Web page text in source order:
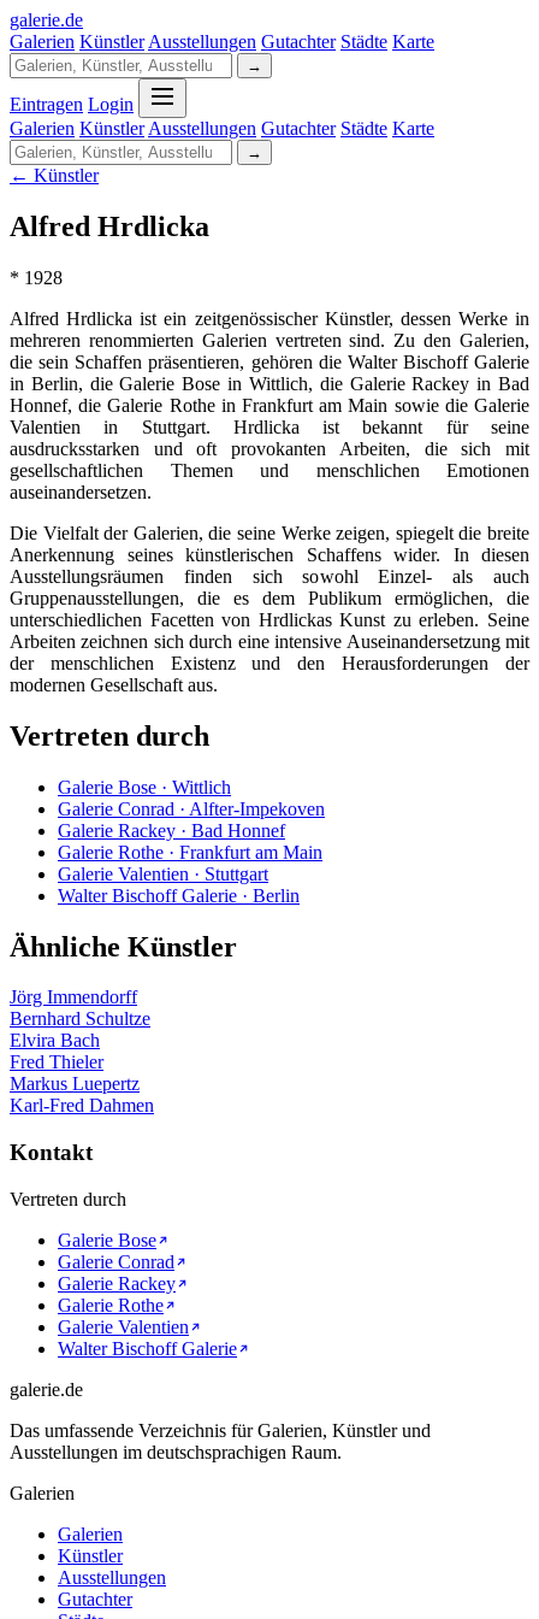
galerie.de
Galerien Künstler Ausstellungen Gutachter Städte Karte
→
Eintragen Login
Galerien Künstler Ausstellungen Gutachter Städte Karte
→
← Künstler
Alfred Hrdlicka
* 1928
Alfred Hrdlicka ist ein zeitgenössischer Künstler, dessen Werke in
mehreren renommierten Galerien vertreten sind. Zu den Galerien,
die sein Schaffen präsentieren, gehören die Walter Bischoff Galerie
in Berlin, die Galerie Bose in Wittlich, die Galerie Rackey in Bad
Honnef, die Galerie Rothe in Frankfurt am Main sowie die Galerie
Valentien in Stuttgart. Hrdlicka ist bekannt für seine
ausdrucksstarken und oft provokanten Arbeiten, die sich mit
gesellschaftlichen Themen und menschlichen Emotionen
auseinandersetzen.
Die Vielfalt der Galerien, die seine Werke zeigen, spiegelt die breite
Anerkennung seines künstlerischen Schaffens wider. In diesen
Ausstellungsräumen finden sich sowohl Einzel- als auch
Gruppenausstellungen, die es dem Publikum ermöglichen, die
unterschiedlichen Facetten von Hrdlickas Kunst zu erleben. Seine
Arbeiten zeichnen sich durch eine intensive Auseinandersetzung mit
der menschlichen Existenz und den Herausforderungen der
modernen Gesellschaft aus.
Vertreten durch
Galerie Bose · Wittlich
Galerie Conrad · Alfter-Impekoven
Galerie Rackey · Bad Honnef
Galerie Rothe · Frankfurt am Main
Galerie Valentien · Stuttgart
Walter Bischoff Galerie · Berlin
Ähnliche Künstler
Jörg Immendorff
Bernhard Schultze
Elvira Bach
Fred Thieler
Markus Luepertz
Karl-Fred Dahmen
Kontakt
Vertreten durch
Galerie Bose
Galerie Conrad
Galerie Rackey
Galerie Rothe
Galerie Valentien
Walter Bischoff Galerie
galerie.de
Das umfassende Verzeichnis für Galerien, Künstler und
Ausstellungen im deutschsprachigen Raum.
Galerien
Galerien
Künstler
Ausstellungen
Gutachter